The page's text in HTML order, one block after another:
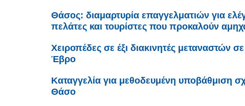
Θάσος: διαμαρτυρία επαγγελματιών για
πελάτες και τουρίστες που προκαλούν
Χειροπέδες σε έξι διακινητές μεταναστών
Έβρο
Καταγγελία για μεθοδευμένη υποβάθμιση
Θάσο